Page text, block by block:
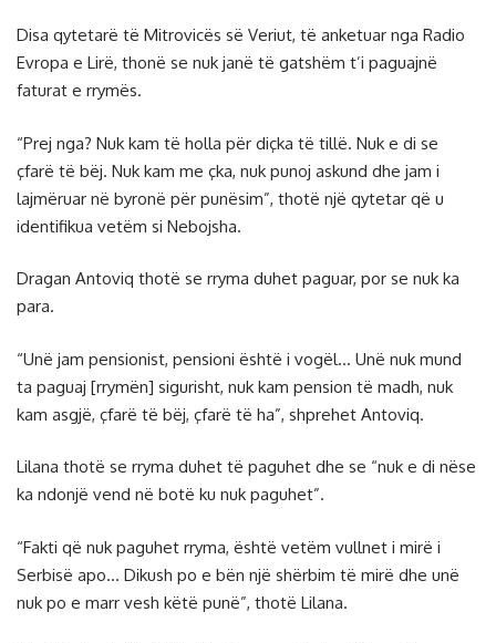
Disa qytetarë të Mitrovicës së Veriut, të anketuar nga Radio
Evropa e Lirë, thonë se nuk janë të gatshëm t’i paguajnë
faturat e rrymës.
“Prej nga? Nuk kam të holla për diçka të tillë. Nuk e di se
çfarë të bëj. Nuk kam me çka, nuk punoj askund dhe jam i
lajmëruar në byronë për punësim”, thotë një qytetar që u
identifikua vetëm si Nebojsha.
Dragan Antoviq thotë se rryma duhet paguar, por se nuk ka
para.
“Unë jam pensionist, pensioni është i vogël… Unë nuk mund
ta paguaj [rrymën] sigurisht, nuk kam pension të madh, nuk
kam asgjë, çfarë të bëj, çfarë të ha”, shprehet Antoviq.
Lilana thotë se rryma duhet të paguhet dhe se “nuk e di nëse
ka ndonjë vend në botë ku nuk paguhet”.
“Fakti që nuk paguhet rryma, është vetëm vullnet i mirë i
Serbisë apo… Dikush po e bën një shërbim të mirë dhe unë
nuk po e marr vesh këtë punë”, thotë Lilana.